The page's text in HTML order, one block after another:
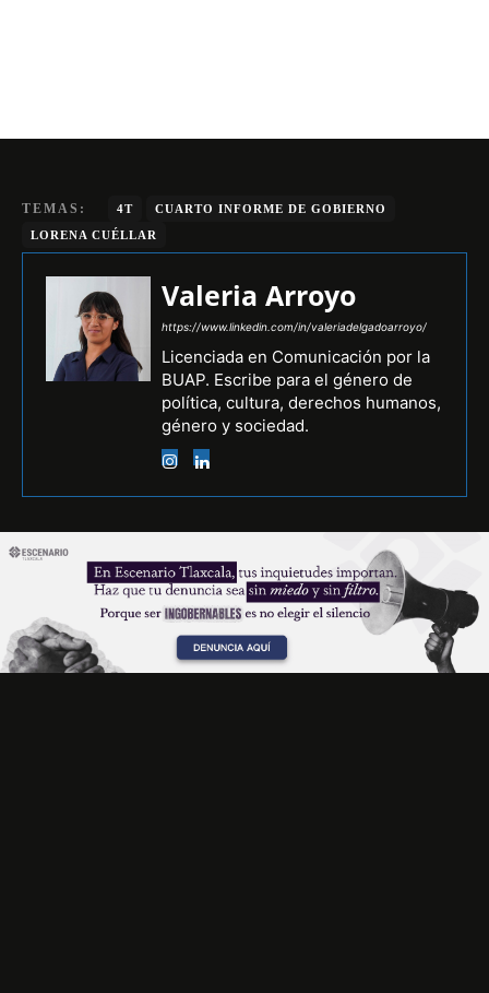
TEMAS: 4T
CUARTO INFORME DE GOBIERNO
LORENA CUÉLLAR
Valeria Arroyo
https://www.linkedin.com/in/valeriadelgadoarroyo/
Licenciada en Comunicación por la
BUAP. Escribe para el género de
política, cultura, derechos humanos,
género y sociedad.